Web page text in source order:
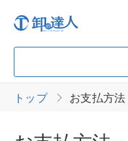
トップ お支払方